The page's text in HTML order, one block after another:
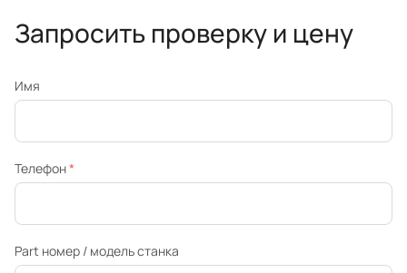
Запросить проверку и цену
Имя
Телефон*
Part номер / модель станка